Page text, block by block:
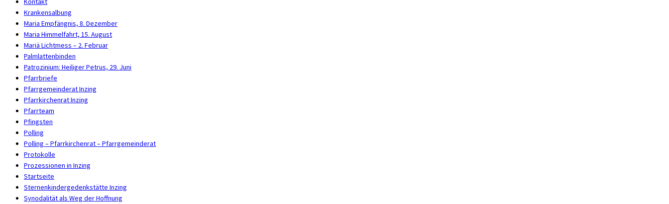
Krankensalbung
Maria Empfängnis, 8. Dezember
Maria Himmelfahrt, 15. August
Mariä Lichtmess – 2. Februar
Palmlattenbinden
Patrozinium: Heiliger Petrus, 29. Juni
Pfarrbriefe
Pfarrgemeinderat Inzing
Pfarrkirchenrat Inzing
Pfarrteam
Pfingsten
Polling
Polling – Pfarrkirchenrat – Pfarrgemeinderat
Protokolle
Prozessionen in Inzing
Startseite
Sternenkindergedenkstätte Inzing
Synodalität als Weg der Hoffnung